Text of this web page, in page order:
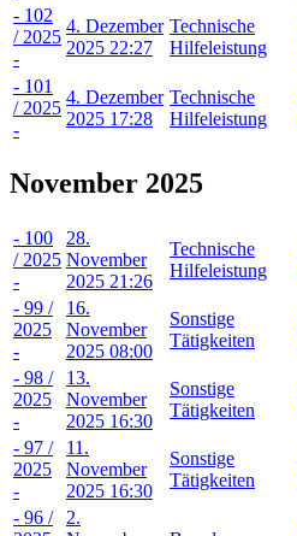
- 102
/ 2025
-
4. Dezember
2025 22:27
Technische
Hilfeleistung
- 101
/ 2025
-
4. Dezember
2025 17:28
Technische
Hilfeleistung
November 2025
- 100
/ 2025
-
28.
November
2025 21:26
Technische
Hilfeleistung
- 99 /
2025
-
16.
November
2025 08:00
Sonstige
Tätigkeiten
- 98 /
2025
-
13.
November
2025 16:30
Sonstige
Tätigkeiten
- 97 /
2025
-
11.
November
2025 16:30
Sonstige
Tätigkeiten
- 96 /
2.